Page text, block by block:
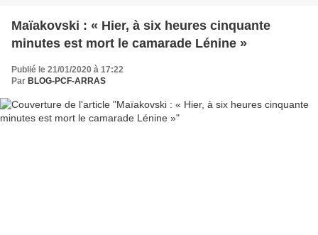
Maïakovski : « Hier, à six heures cinquante
minutes est mort le camarade Lénine »
Publié le 21/01/2020 à 17:22
Par BLOG-PCF-ARRAS